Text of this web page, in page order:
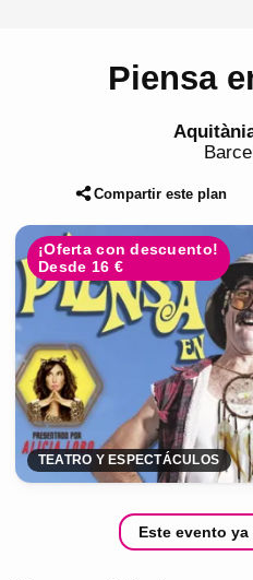
Piensa
Compartir este plan
¡Oferta con descuento!
Desde 16 €
TEATRO Y ESPECTÁCULOS
Este evento